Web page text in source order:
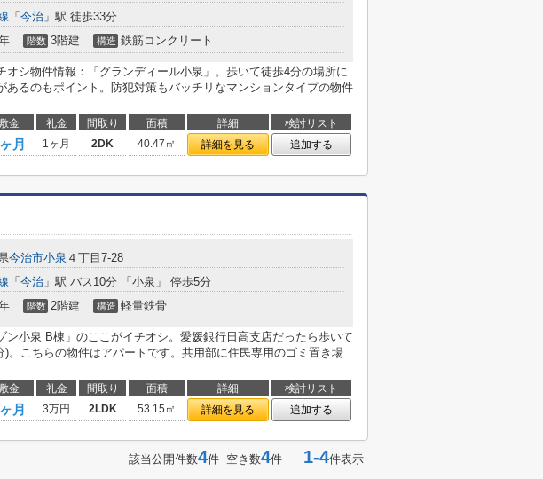
「 今治 」駅 徒歩33分
階数 3階建 構造 鉄筋コンクリート
オシ物件情報：「グランディール小泉」。歩いて徒歩4分の場所に
あるのもポイント。防犯対策もバッチリなマンションタイプの物件
金 礼金 間取り 面積 詳細
検討リスト
月 1ヶ月 2DK 40.47㎡ 詳細を見る 追加する
今治市小泉 ４丁目7-28
「 今治 」駅 バス10分 「小泉」 停歩5分
階数 2階建 構造 軽量鉄骨
ン小泉 B棟」のここがイチオシ。愛媛銀行日高支店だったら歩いて
)。こちらの物件はアパートです。共用部に住民専用のゴミ置き場
金 礼金 間取り 面積 詳細
検討リスト
月 3万円 2LDK 53.15㎡ 詳細を見る 追加する
該当公開件数4件 空き数4件 1-4件表示